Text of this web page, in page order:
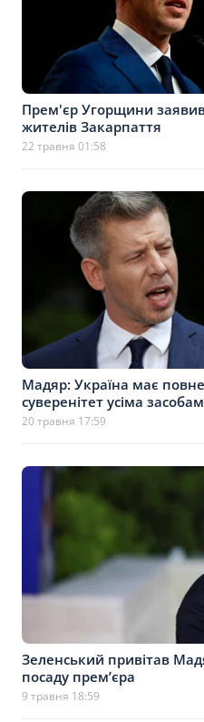
Прем'єр Угорщини заявив
жителів Закарпаття
22 травня 01:58
Мадяр: Україна має
суверенітет усіма
20 травня 17:59
Зеленський привітав
посаду прем’єра
9 травня 18:59